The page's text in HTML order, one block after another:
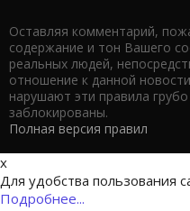
Оставляя комментарий,
содержание и тон Вашего
реальных людей,
отношение к данной
нарушают эти правила
заблокированы.
Полная версия правил
x
Для удобства пользования
Подробнее...